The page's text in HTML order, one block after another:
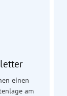
einen
am